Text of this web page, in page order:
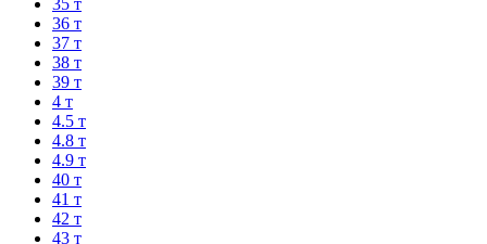
35 т
36 т
37 т
38 т
39 т
4 т
4.5 т
4.8 т
4.9 т
40 т
41 т
42 т
43 т